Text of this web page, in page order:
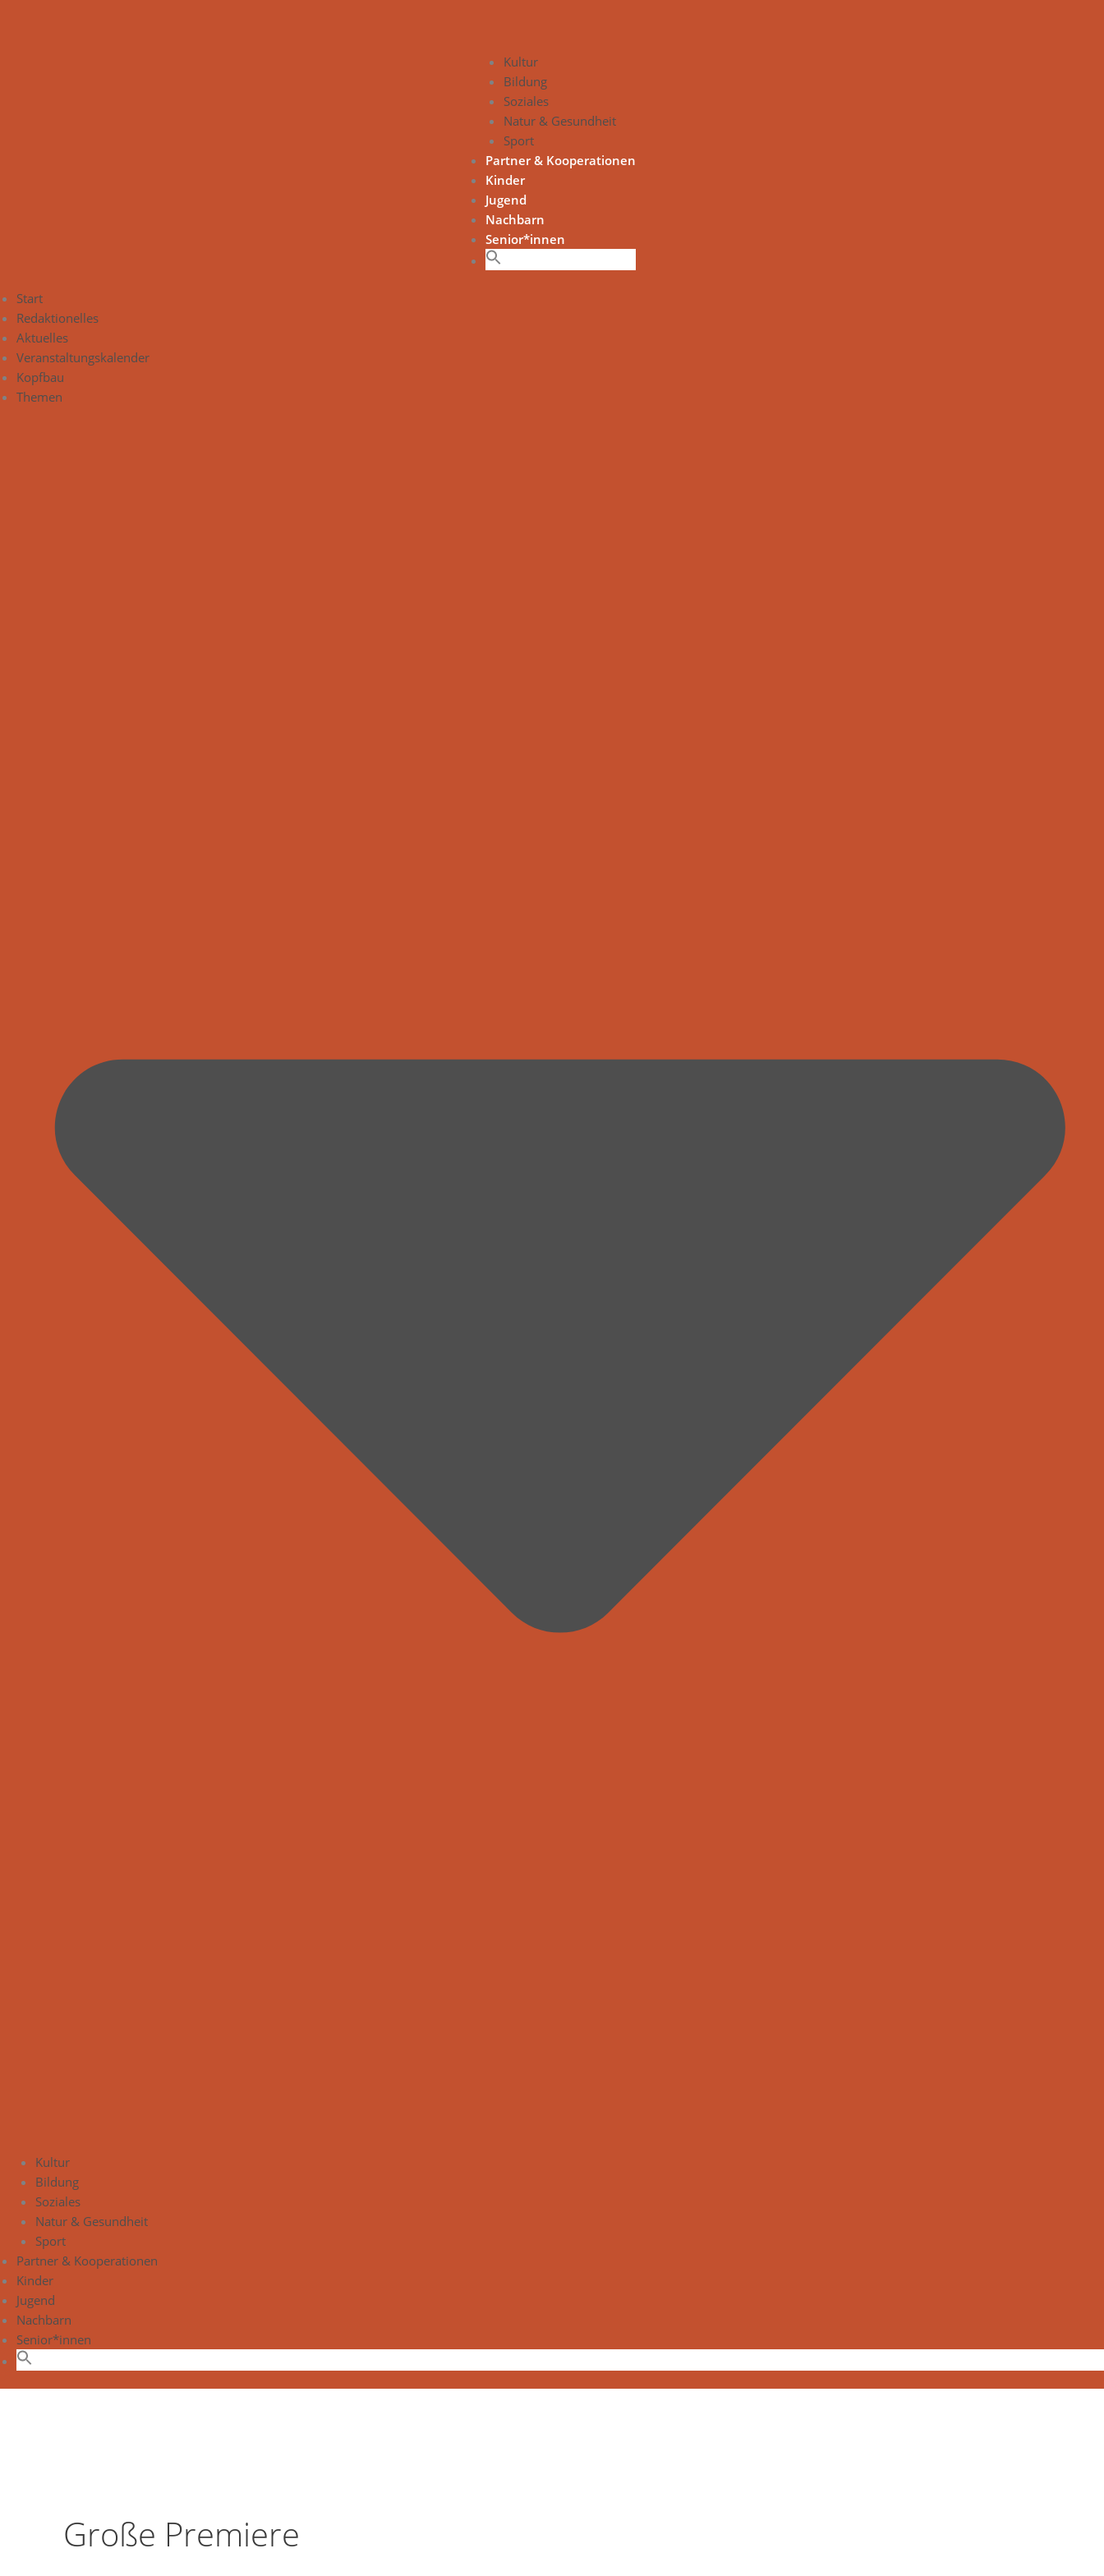
Kultur
Bildung
Soziales
Natur & Gesundheit
Sport
Partner & Kooperationen
Kinder
Jugend
Nachbarn
Senior*innen
Start
Redaktionelles
Aktuelles
Veranstaltungskalender
Kopfbau
Themen
Kultur
Bildung
Soziales
Natur & Gesundheit
Sport
Partner & Kooperationen
Kinder
Jugend
Nachbarn
Senior*innen
Große Premiere